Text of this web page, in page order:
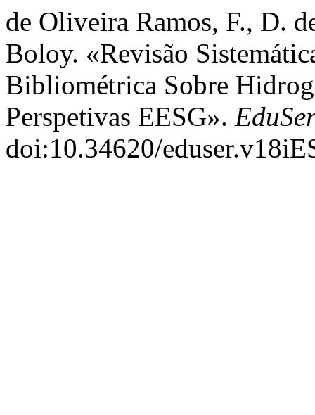
de Oliveira Ramos, F., D.
Boloy. «Revisão
Bibliométrica Sobre
Perspetivas EESG».
doi:10.34620/